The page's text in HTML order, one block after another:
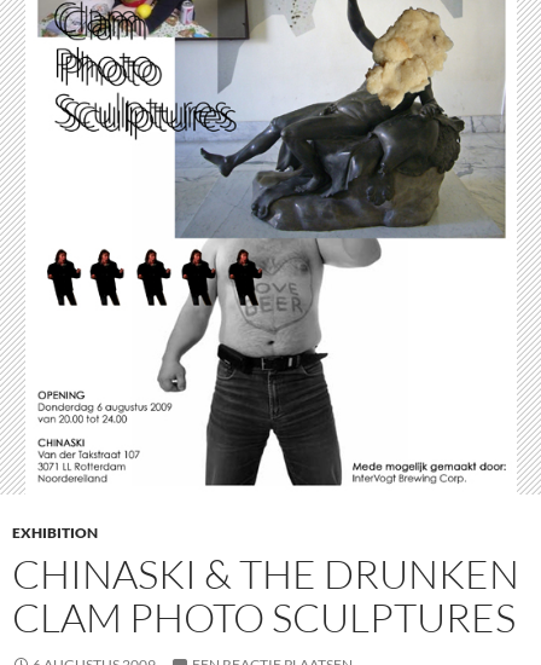
EXHIBITION
CHINASKI & THE DRUNKEN
CLAM PHOTO SCULPTURES